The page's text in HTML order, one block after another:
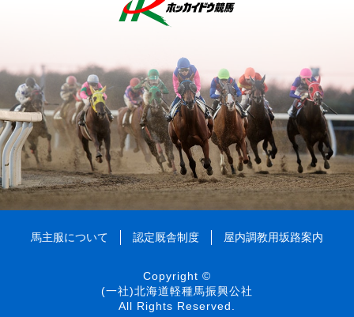
馬主服について 認定厩舎制度 屋内調教用坂路案内
Copyright ©
(一社)北海道軽種馬振興公社
All Rights Reserved.